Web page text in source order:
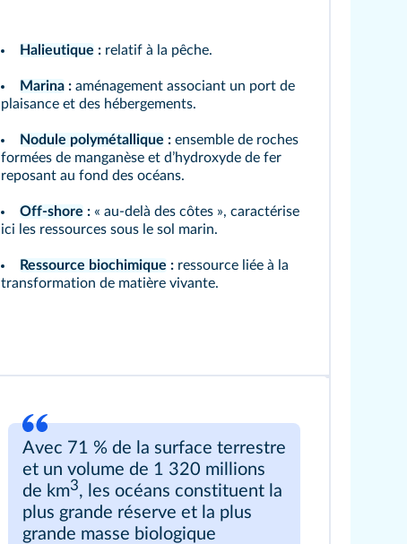
Halieutique : relatif à la pêche.
Marina : aménagement associant un port de
plaisance et des hébergements.
Nodule polymétallique : ensemble de roches
formées de manganèse et dʼhydroxyde de fer
reposant au fond des océans.
Off-shore : « au-delà des côtes », caractérise
ici les ressources sous le sol marin.
Ressource biochimique : ressource liée à la
transformation de matière vivante.
Avec 71 % de la surface terrestre
et un volume de 1 320 millions
de km3, les océans constituent la
plus grande réserve et la plus
grande masse biologique